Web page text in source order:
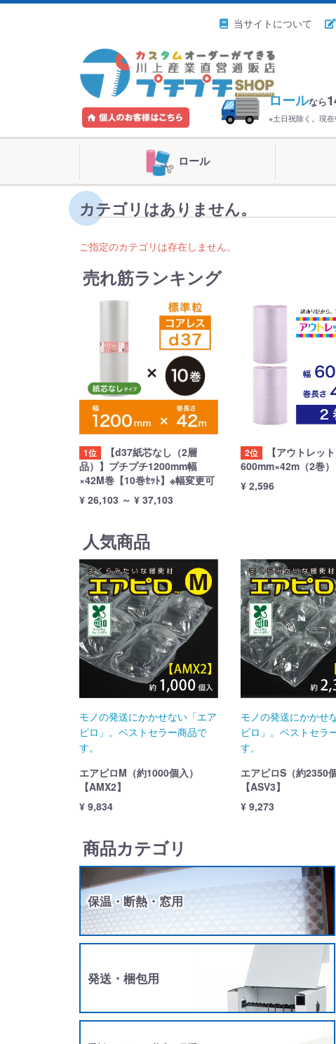
当サイトについて
ロールなら
※土日祝除く。現
ロール
カテゴリはありません。
ご指定のカテゴリは存在しません。
売れ筋ランキング
1位
【d37紙芯なし（2層
品）】プチプチ1200mm幅
×42M巻【10巻ｾｯﾄ】※幅変更可
¥ 26,103 ～ ¥ 37,103
2位
【アウトレット
600mm×42m（2巻）
¥ 2,596
人気商品
モノの発送にかかせない「エア
ピロ」。ベストセラー商品で
す。
エアピロM（約1000個入）
【AMX2】
¥ 9,834
モノの発送にかかせ
ピロ」。ベストセラ
す。
エアピロS（約2350
【ASV3】
¥ 9,273
商品カテゴリ
保温・断熱・窓用
発送・梱包用